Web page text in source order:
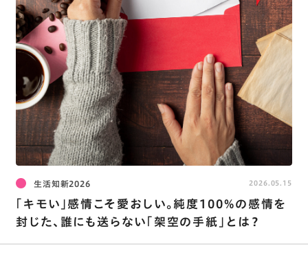
生活知新2026
｢キモい｣感情こそ愛おしい。純度100%の感情を
封じた､誰にも送らない｢架空の手紙｣とは？
2026.05.15